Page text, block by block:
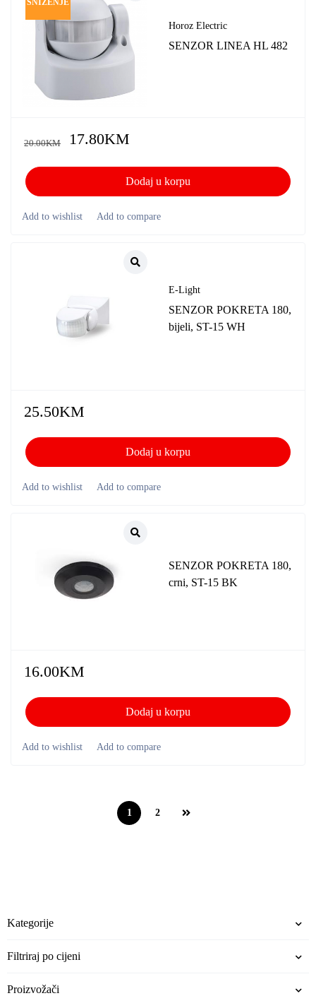
Kategorije
Filtriraj po cijeni
Proizvožači
SNIŽENJE
Horoz Electric
SENZOR LINEA HL 482
20.00KM 17.80KM
Dodaj u korpu
E-Light
SENZOR POKRETA 180,
bijeli, ST-15 WH
25.50KM
Dodaj u korpu
SENZOR POKRETA 180,
crni, ST-15 BK
16.00KM
Dodaj u korpu
1 2